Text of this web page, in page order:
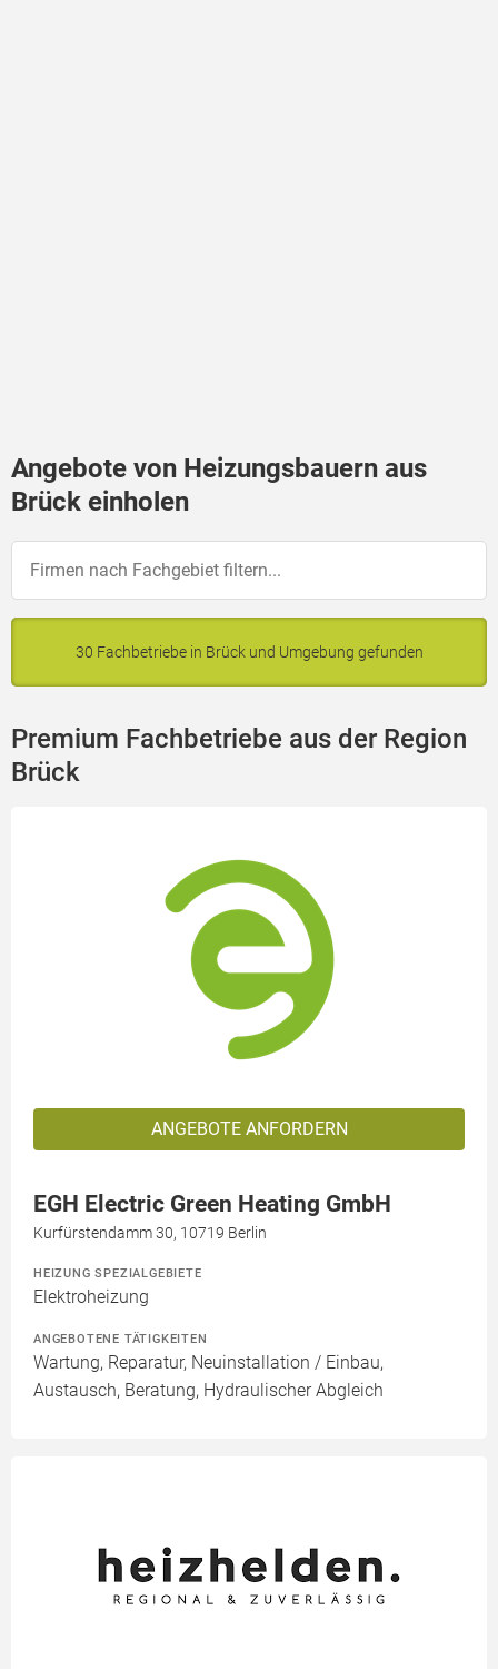
Angebote von Heizungsbauern aus
Brück einholen
30 Fachbetriebe in Brück und Umgebung gefunden
Premium Fachbetriebe aus der Region
Brück
ANGEBOTE ANFORDERN
EGH Electric Green Heating GmbH
Kurfürstendamm 30, 10719 Berlin
HEIZUNG SPEZIALGEBIETE
Elektroheizung
ANGEBOTENE TÄTIGKEITEN
Wartung, Reparatur, Neuinstallation / Einbau,
Austausch, Beratung, Hydraulischer Abgleich